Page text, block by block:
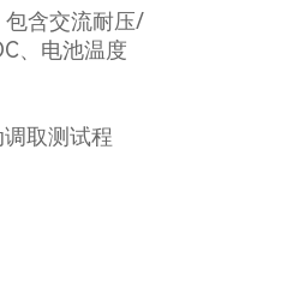
含交流耐压/
、电池温度
取测试程